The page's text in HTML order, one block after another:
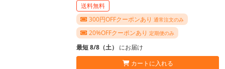
送料無料
300円OFFクーポンあり 通常注文のみ
20%OFFクーポンあり 定期便のみ
最短 8/8（土） にお届け
カートに入れる